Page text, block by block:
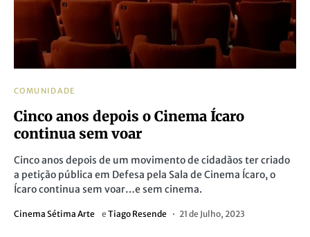
COMUNIDADE
Cinco anos depois o Cinema Ícaro
continua sem voar
Cinco anos depois de um movimento de cidadãos ter criado
a petição pública em Defesa pela Sala de Cinema Ícaro, o
Ícaro continua sem voar…e sem cinema.
Cinema Sétima Arte e Tiago Resende 21 de Julho, 2023